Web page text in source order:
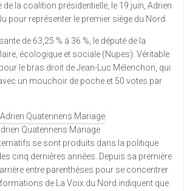
de la coalition présidentielle, le 19 juin, Adrien
pour représenter le premier siège du Nord.
de 63,25 % à 36 %, le député de la
écologique et sociale (Nupes). Véritable
le bras droit de Jean-Luc Mélenchon, qui
un mouchoir de poche et 50 votes par
Quatennens Mariage
se sont produits dans la politique
cinq dernières années. Depuis sa première
entre parenthèses pour se concentrer
de La Voix du Nord indiquent que